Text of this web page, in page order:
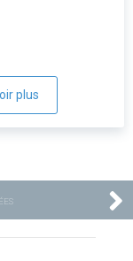
plus